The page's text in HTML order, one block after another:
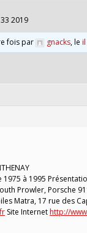
33 2019
fois par gnacks, le
à 1995
Prowler, Porsche
Matra, 17 rue des
Site Internethttp://